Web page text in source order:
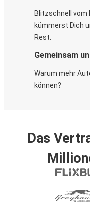
Blitzschnell vom
kümmerst Dich
Rest.
Gemeinsam
Warum mehr
können?
Das